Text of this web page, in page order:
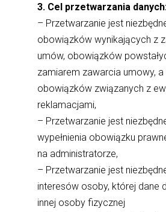
3. Cel przetwarzania
– Przetwarzanie jest
obowiązków wynikających z
umów, obowiązków
zamiarem zawarcia umowy, a
obowiązków związanych z
reklamacjami,
– Przetwarzanie jest
wypełnienia obowiązku
na administratorze,
– Przetwarzanie jest
interesów osoby, której dane
innej osoby fizycznej